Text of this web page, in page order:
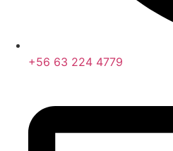
+56 63 224 4779